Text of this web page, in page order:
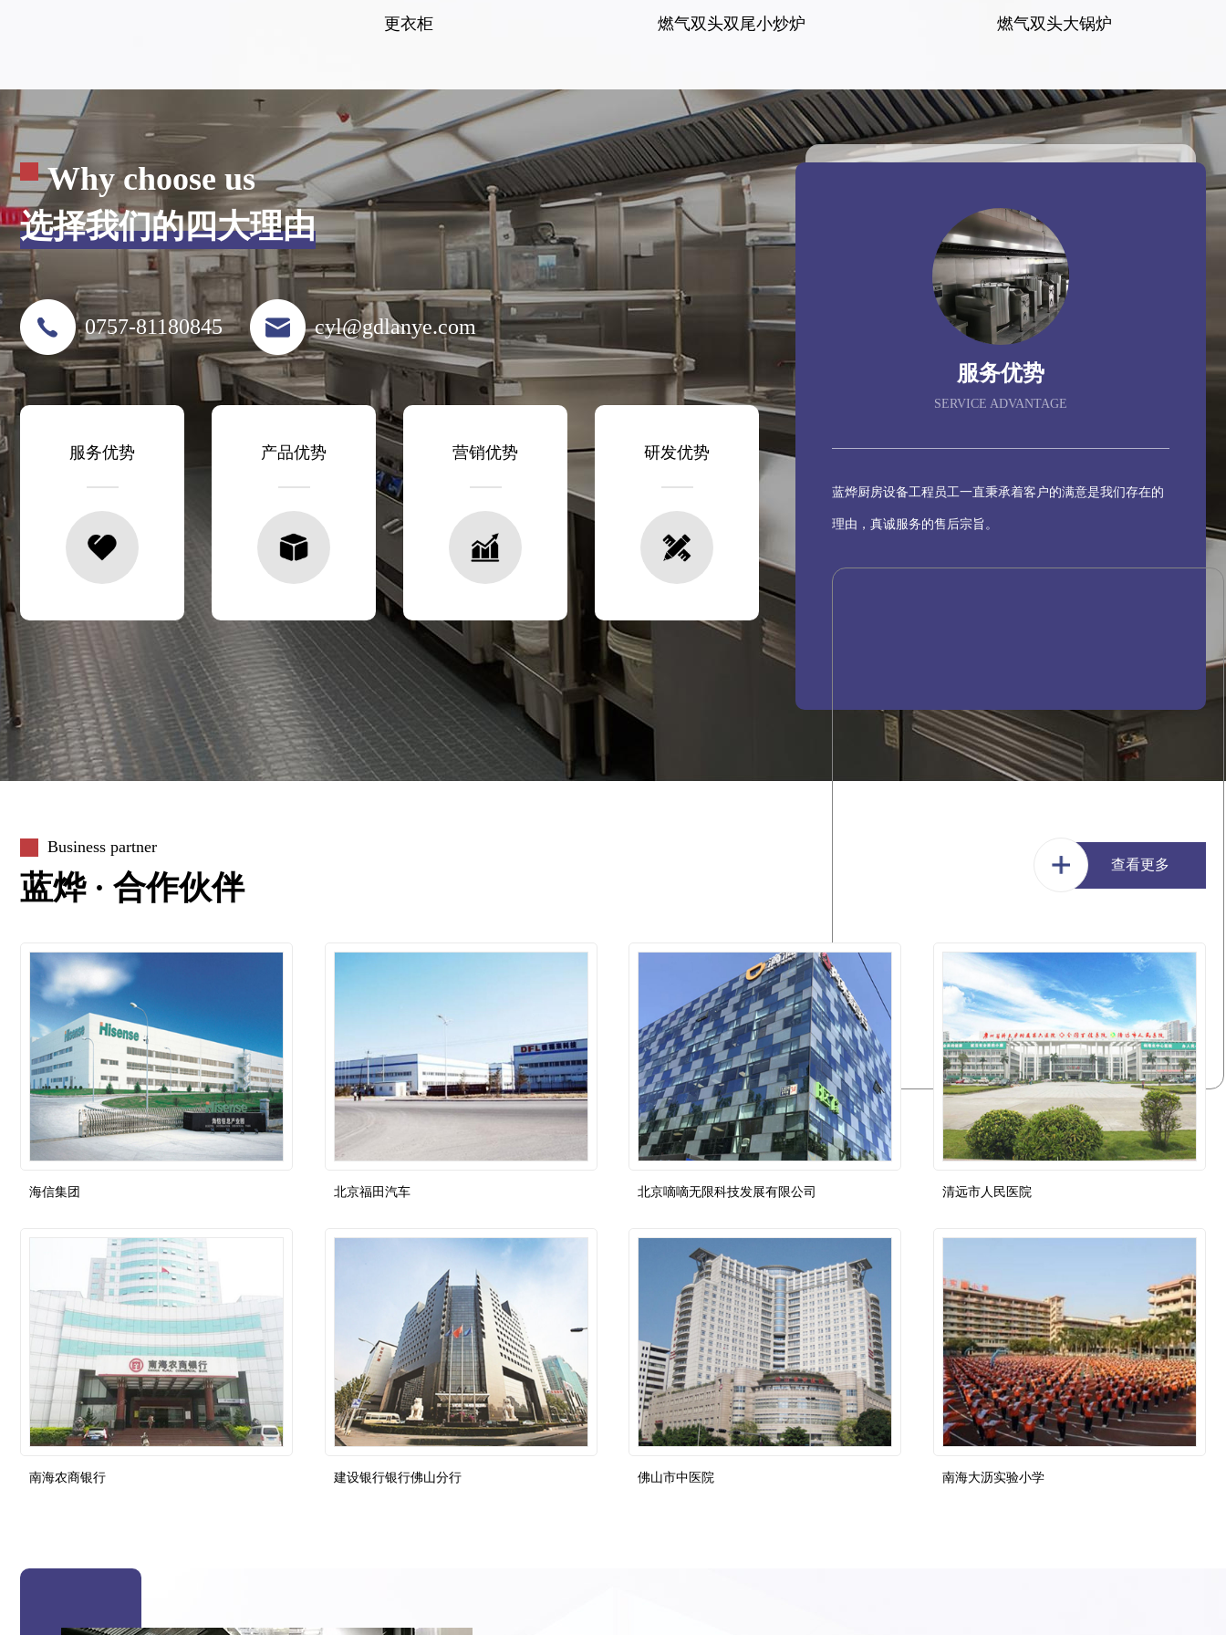
更衣柜 燃气双头双尾小炒炉 燃气双头大锅炉
Why choose us
选择我们的四大理由
0757-81180845 cyl@gdlanye.com
服务优势 产品优势 营销优势 研发优势
服务优势
SERVICE ADVANTAGE
蓝烨厨房设备工程员工一直秉承着客户的满意是我们存在的
理由，真诚服务的售后宗旨。
Business partner
蓝烨 · 合作伙伴
查看更多
海信集团 北京福田汽车 北京嘀嘀无限科技发展有限公司 清远市人民医院
南海农商银行 建设银行银行佛山分行 佛山市中医院 南海大沥实验小学